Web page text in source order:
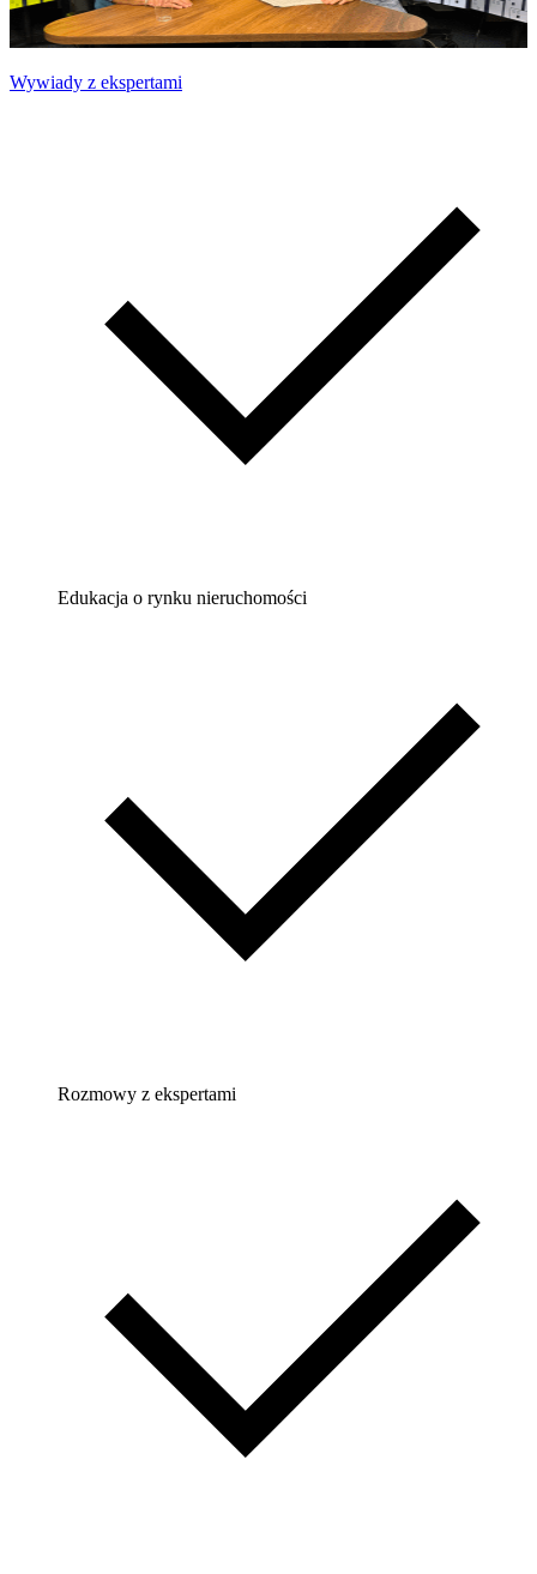
Wywiady z ekspertami
Edukacja o rynku nieruchomości
Rozmowy z ekspertami